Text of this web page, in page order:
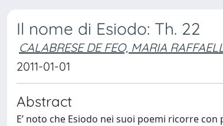
Il nome di Esiodo: Th. 22
CALABRESE DE FEO, MARIA
2011-01-01
Abstract
E’ noto che Esiodo nei suoi poemi ricorre